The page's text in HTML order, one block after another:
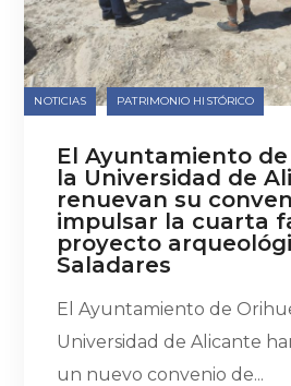
NOTICIAS PATRIMONIO HISTÓRICO
El Ayuntamiento
la Universidad de
renuevan su
impulsar la cuarta
proyecto
Saladares
El Ayuntamiento de
Universidad de Alicante
un nuevo convenio de...